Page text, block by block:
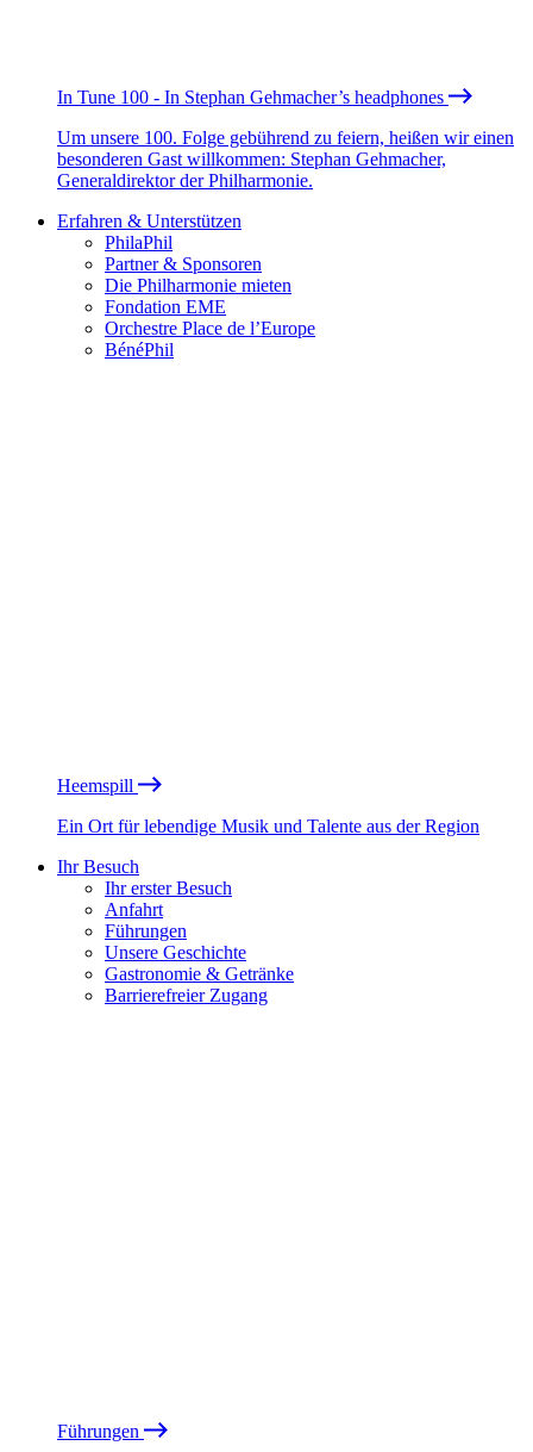
In Tune 100 - In Stephan Gehmacher’s headphones
Um unsere 100. Folge gebührend zu feiern, heißen wir einen
besonderen Gast willkommen: Stephan Gehmacher,
Generaldirektor der Philharmonie.
Erfahren & Unterstützen
PhilaPhil
Partner & Sponsoren
Die Philharmonie mieten
Fondation EME
Orchestre Place de l’Europe
BénéPhil
Heemspill
Ein Ort für lebendige Musik und Talente aus der Region
Ihr Besuch
Ihr erster Besuch
Anfahrt
Führungen
Unsere Geschichte
Gastronomie & Getränke
Barrierefreier Zugang
Führungen